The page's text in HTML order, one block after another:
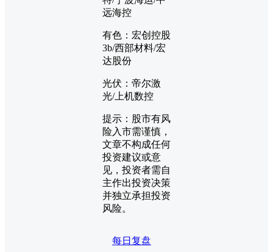
远海控
有色：宏创控股
3b/西部材料/宏
达股份
光伏：帝尔激
光/上机数控
提示：股市有风
险入市需谨慎，
文章不构成任何
投资建议或意
见，投资者需自
主作出投资决策
并独立承担投资
风险。
每日复盘